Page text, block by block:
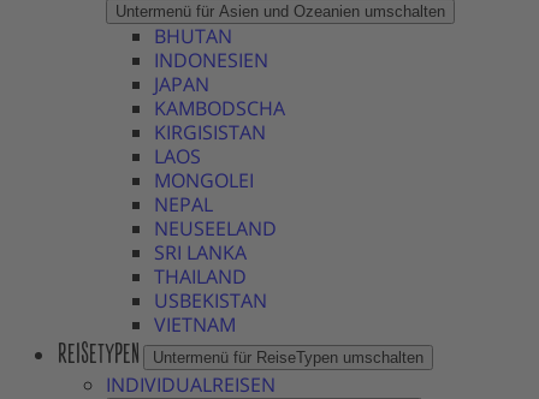
Untermenü für Asien und Ozeanien umschalten
BHUTAN
INDONESIEN
JAPAN
KAMBODSCHA
KIRGISISTAN
LAOS
MONGOLEI
NEPAL
NEUSEELAND
SRI LANKA
THAILAND
USBEKISTAN
VIETNAM
REISETYPEN Untermenü für ReiseTypen umschalten
INDIVIDUALREISEN